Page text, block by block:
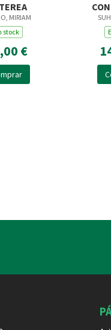
MIRIAM
stock
€